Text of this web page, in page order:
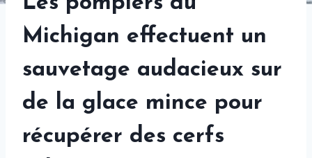
Michigan effectuent un
sauvetage audacieux sur
de la glace mince pour
récupérer des cerfs